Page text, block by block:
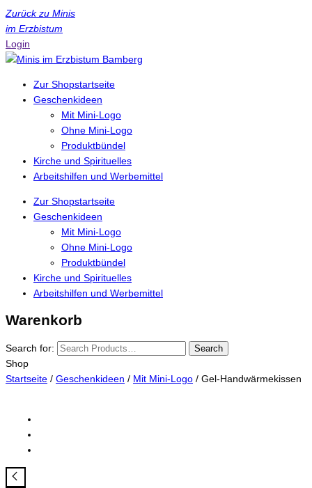
Zurück zu Minis
im Erzbistum
Login
Zur Shopstartseite
Geschenkideen
Mit Mini-Logo
Ohne Mini-Logo
Produktbündel
Kirche und Spirituelles
Arbeitshilfen und Werbemittel
Zur Shopstartseite
Geschenkideen
Mit Mini-Logo
Ohne Mini-Logo
Produktbündel
Kirche und Spirituelles
Arbeitshilfen und Werbemittel
Warenkorb
Search for: Search
Shop
Startseite / Geschenkideen / Mit Mini-Logo / Gel-Handwärmekissen